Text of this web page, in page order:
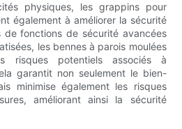
physiques, les grappins pour
également à améliorer la sécurité
de fonctions de sécurité avancées
les bennes à parois moulées
risques potentiels associés à
garantit non seulement le bien-
minimise également les risques
améliorant ainsi la sécurité